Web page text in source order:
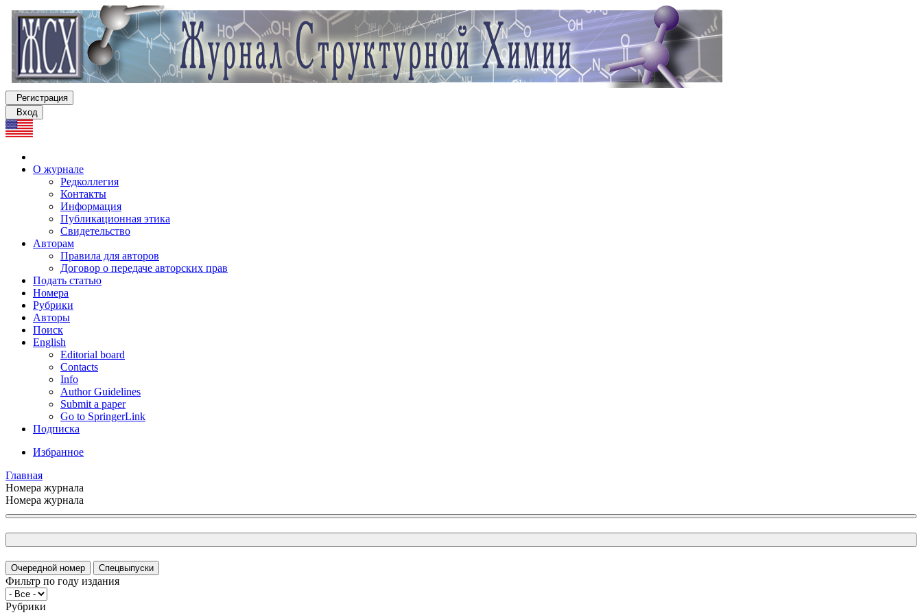
Регистрация
Вход
О журнале
Редколлегия
Контакты
Информация
Публикационная этика
Свидетельство
Авторам
Правила для авторов
Договор о передаче авторских прав
Подать статью
Номера
Рубрики
Авторы
Поиск
English
Editorial board
Contacts
Info
Author Guidelines
Submit a paper
Go to SpringerLink
Подписка
Избранное
Главная
Номера журнала
Номера журнала
Очередной номер Спецвыпуски
Фильтр по году издания
Рубрики